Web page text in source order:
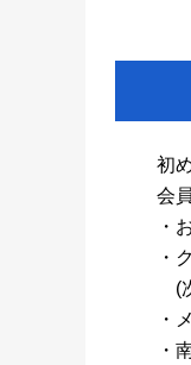
初
会
・
・
(
・
・